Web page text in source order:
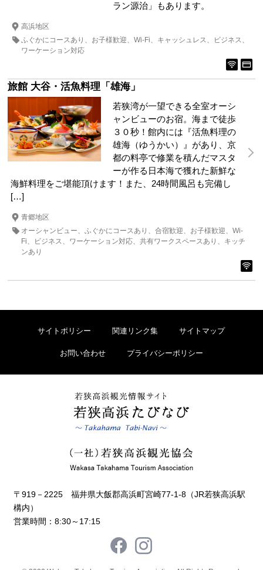
ラン源治」もあります。
高浜地区
ふぐかにコースあり
お子様歓迎 Wi-Fi キャッシュレス
ビジネス
ワーケーション対応
旅館 大谷・活魚料理「雄海」
若狭湾が一望できる全室オーシ
ャンビューのお宿。海まで徒歩
３０秒！館内には『活魚料理の
雄海（ゆうかい）』があり、京
都の料亭で修業を積んだマスタ
ーが作る日本海で獲れた新鮮な
海鮮料理をご堪能頂けます！また、24時間風呂も完備し
[…]
青郷地区
オーシャンビュー
ふぐかにコースあり 合宿歓迎 お子様歓迎
Wi-
Fi
ビジネス ワーケーション対応 共有ワークスペースあり
キッチ
ンあり
サイトポリシー 関連リンク集 サイトマップ
お問い合わせ プライバシーポリシー
〒919－2225 福井県大飯郡高浜町宮崎77-1-8（JR若狭高浜駅
構内）
営業時間：8:30～17:15